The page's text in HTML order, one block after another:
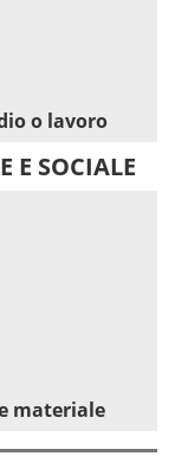
o lavoro
E SOCIALE
materiale